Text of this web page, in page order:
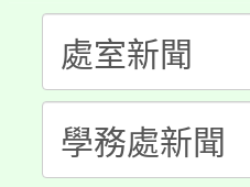
者。
份教師研
淨零綠
會
115年食
程